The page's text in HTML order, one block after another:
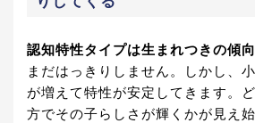
認知特性タイプは生まれつきの傾向
まだはっきりしません。しかし、
が増えて特性が安定してきます。
方でその子らしさが輝くかが見え